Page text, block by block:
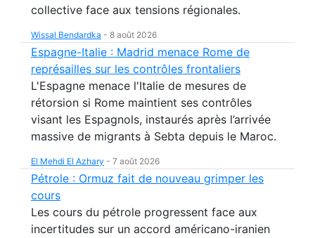
collective face aux tensions régionales.
Wissal Bendardka - 8 août 2026
Espagne-Italie : Madrid menace Rome de
représailles sur les contrôles frontaliers
L'Espagne menace l'Italie de mesures de
rétorsion si Rome maintient ses contrôles
visant les Espagnols, instaurés après l’arrivée
massive de migrants à Sebta depuis le Maroc.
El Mehdi El Azhary - 7 août 2026
Pétrole : Ormuz fait de nouveau grimper les
cours
Les cours du pétrole progressent face aux
incertitudes sur un accord américano-iranien